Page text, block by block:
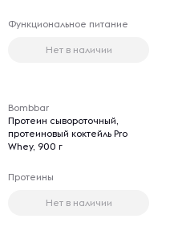
Функциональное питание
Нет в наличии
Bombbar
Протеин сывороточный,
протеиновый коктейль Pro
Whey, 900 г
Протеины
Нет в наличии